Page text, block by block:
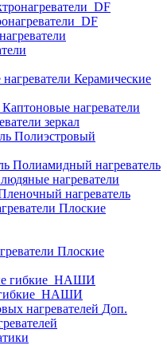
Керамические
Каптоновые нагреватели
зеркал
Полиэстровый
Полиамидный нагреватель
нагреватели
нагреватель
Плоские
Плоские
гибкие_НАШИ
Доп.